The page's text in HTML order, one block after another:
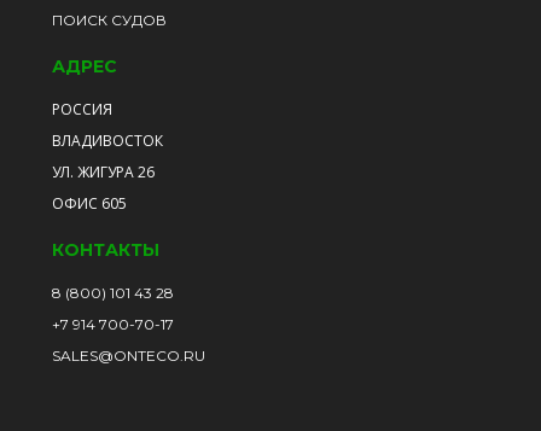
ПОИСК СУДОВ
АДРЕС
РОССИЯ
ВЛАДИВОСТОК
УЛ. ЖИГУРА 26
ОФИС 605
КОНТАКТЫ
8 (800) 101 43 28
+7 914 700-70-17
SALES@ONTECO.RU